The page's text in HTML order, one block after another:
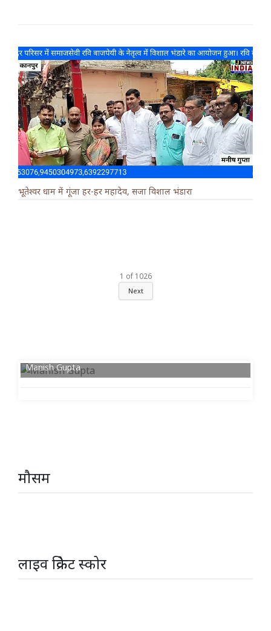
भूतेश्वर धाम में गूंजा हर-हर महादेव, सजा विशाल भंडारा
1 of 1026
Next
Manish Gupta
मौसम
लाइव क्रिकेट स्कोर